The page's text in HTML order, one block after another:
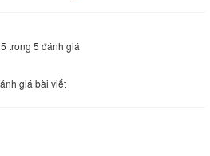
trong 5 đánh giá
giá bài viết